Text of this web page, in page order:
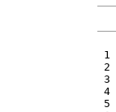
1
2
3
4
5